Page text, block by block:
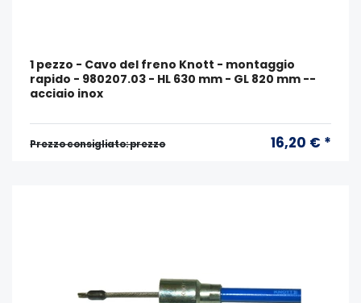
1 pezzo - Cavo del freno Knott - montaggio
rapido - 980207.03 - HL 630 mm - GL 820 mm --
acciaio inox
Prezzo consigliato: prezzo 16,20 € *